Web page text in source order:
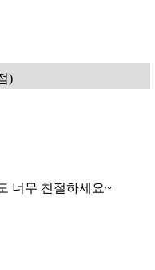
)
너무 친절하세요~